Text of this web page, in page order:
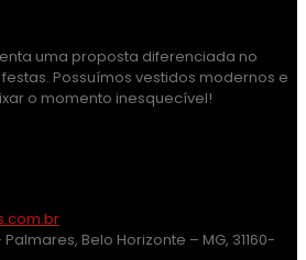
uma proposta diferenciada no
Possuímos vestidos modernos e
o momento inesquecível!
Belo Horizonte – MG, 31160-